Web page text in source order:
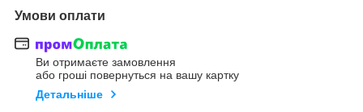
Умови оплати
Ви отримаєте замовлення
або гроші повернуться на вашу картку
Детальніше